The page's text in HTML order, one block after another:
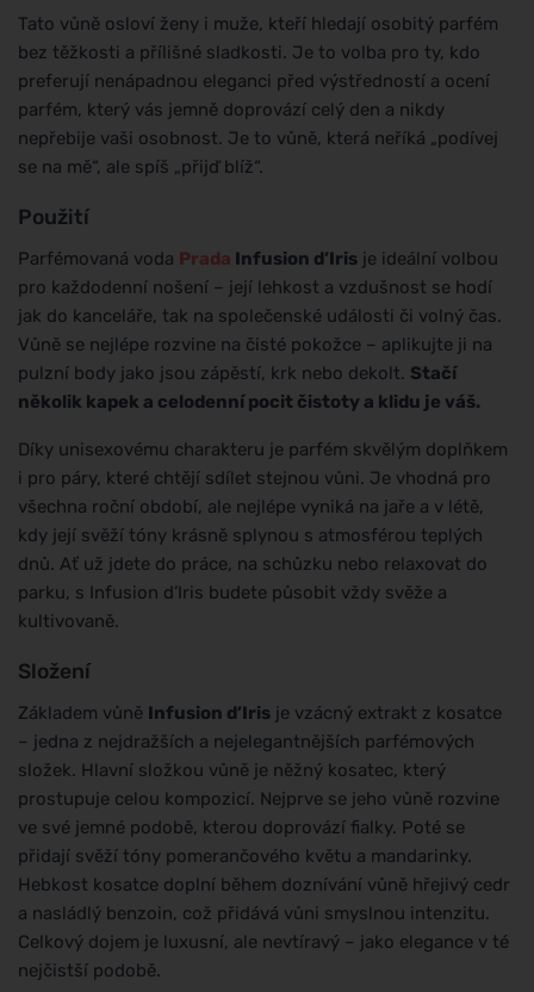
Tato vůně osloví ženy i muže, kteří hledají osobitý parfém
bez těžkosti a přílišné sladkosti. Je to volba pro ty, kdo
preferují nenápadnou eleganci před výstředností a ocení
parfém, který vás jemně doprovází celý den a nikdy
nepřebije vaši osobnost. Je to vůně, která neříká „podívej
se na mě“, ale spíš „přijď blíž“.
Použití
Parfémovaná voda Prada Infusion d’Iris je ideální volbou
pro každodenní nošení – její lehkost a vzdušnost se hodí
jak do kanceláře, tak na společenské události či volný čas.
Vůně se nejlépe rozvine na čisté pokožce – aplikujte ji na
pulzní body jako jsou zápěstí, krk nebo dekolt. Stačí
několik kapek a celodenní pocit čistoty a klidu je váš.
Díky unisexovému charakteru je parfém skvělým doplňkem
i pro páry, které chtějí sdílet stejnou vůni. Je vhodná pro
všechna roční období, ale nejlépe vyniká na jaře a v létě,
kdy její svěží tóny krásně splynou s atmosférou teplých
dnů. Ať už jdete do práce, na schůzku nebo relaxovat do
parku, s Infusion d’Iris budete působit vždy svěže a
kultivovaně.
Složení
Základem vůně Infusion d’Iris je vzácný extrakt z kosatce
– jedna z nejdražších a nejelegantnějších parfémových
složek. Hlavní složkou vůně je něžný kosatec, který
prostupuje celou kompozicí. Nejprve se jeho vůně rozvine
ve své jemné podobě, kterou doprovází fialky. Poté se
přidají svěží tóny pomerančového květu a mandarinky.
Hebkost kosatce doplní během doznívání vůně hřejivý cedr
a nasládlý benzoin, což přidává vůni smyslnou intenzitu.
Celkový dojem je luxusní, ale nevtíravý – jako elegance v té
nejčistší podobě.